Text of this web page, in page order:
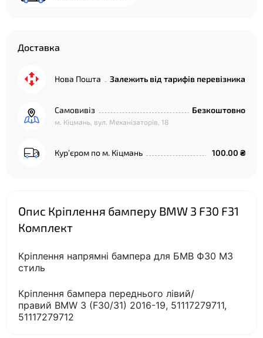
Доставка
Нова Пошта Залежить від тарифів перевізника
Самовивіз
м. Кіцмань, вул. Механізаторів, 18
Безкоштовно
Курʼєром по м. Кіцмань 100.00 ₴
Опис Кріплення бамперу BMW 3 F30 F31
Комплект
Кріплення напрямні бампера для БМВ Ф30 М3
стиль
Кріплення бампера переднього лівий/
правий BMW 3 (F30/31) 2016-19, 51117279711,
51117279712